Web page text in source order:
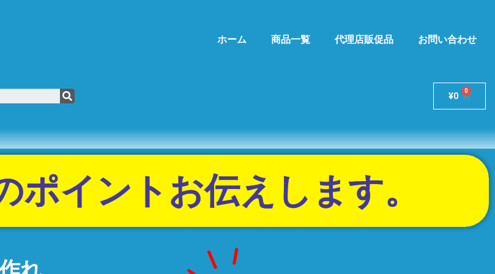
ホーム 商品一覧 代理店販促品 お問い合わせ
¥0
ポイントお伝えします。